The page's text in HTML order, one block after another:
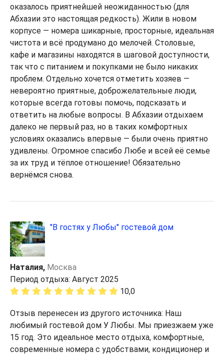
оказалось приятнейшей неожиданностью (для
Абхазии это настоящая редкость). Жили в новом
корпусе — номера шикарные, просторные, идеальная
чистота и всё продумано до мелочей. Столовые,
кафе и магазины находятся в шаговой доступности,
так что с питанием и покупками не было никаких
проблем. Отдельно хочется отметить хозяев —
невероятно приятные, доброжелательные люди,
которые всегда готовы помочь, подсказать и
ответить на любые вопросы. В Абхазии отдыхаем
далеко не первый раз, но в таких комфортных
условиях оказались впервые — были очень приятно
удивлены. Огромное спасибо Любе и всей её семье
за их труд и тёплое отношение! Обязательно
вернёмся снова.
"В гостях у Любы" гостевой дом
Наталия, Москва
Период отдыха: Август 2025
10,0
Отзыв перенесен из другого источника: Наш
любимый гостевой дом У Любы. Мы приезжаем уже
15 год. Это идеальное место отдыха, комфортные,
современные номера с удобствами, кондиционер и